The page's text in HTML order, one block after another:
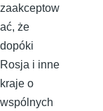
zaakceptow
ać, że
dopóki
Rosja i inne
kraje o
wspólnych